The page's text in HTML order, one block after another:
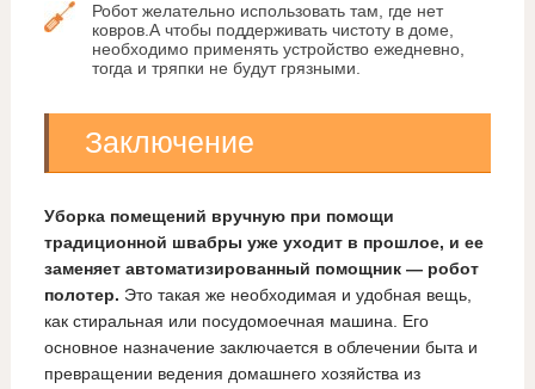
Робот желательно использовать там, где нет
ковров.А чтобы поддерживать чистоту в доме,
необходимо применять устройство ежедневно,
тогда и тряпки не будут грязными.
Заключение
Уборка помещений вручную при помощи
традиционной швабры уже уходит в прошлое, и ее
заменяет автоматизированный помощник —робот
полотер. Это такая же необходимая и удобная вещь,
как стиральная или посудомоечная машина. Его
основное назначение заключается в облечении быта и
превращении ведения домашнего хозяйства из